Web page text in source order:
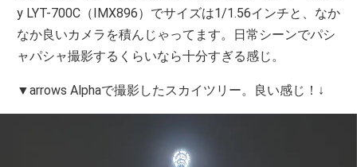
y LYT-700C（IMX896）でサイズは1/1.56インチと、なか
なか良いカメラを積んじゃってます。日常シーンでパシ
ャパシャ撮影するくらいなら十分すぎる感じ。
▼arrows Alphaで撮影したスカイツリー。良い感じ！↓